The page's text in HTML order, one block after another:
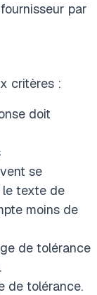
par
critères :
doit
se
texte de
moins de
de tolérance
de tolérance.